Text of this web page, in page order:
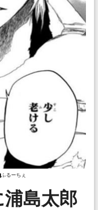
ふるーちぇ
島太郎